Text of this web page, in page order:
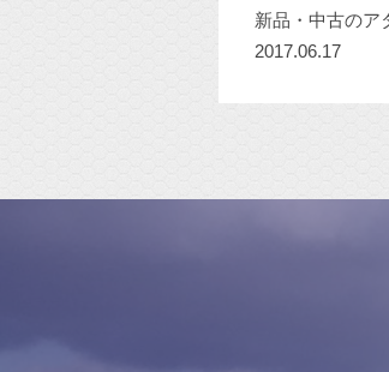
新品・中古のア
2017.06.17